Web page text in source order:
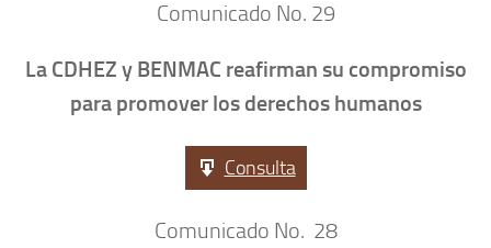
Comunicado No. 29
La CDHEZ y BENMAC reafirman su compromiso
para promover los derechos humanos
Consulta
Comunicado No. 28